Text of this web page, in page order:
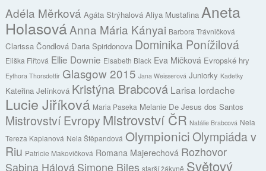
Adéla Měrková Agáta Strýhalová Aliya Mustafina Aneta
HolasováAnna Mária Kányai Barbora Trávničková
Clarissa Čondlová Daria Spiridonova Dominika Ponížilová
Eliška Fiřtová Ellie Downie Elsabeth Black Eva Mičková Evropské hry
Eythora Thorsdottir Glasgow 2015 Jana Weisserová Juniorky Kadetky
Kateřina Jelínková Kristýna Brabcová Larisa Iordache
Lucie Jiříková Maria Paseka Melanie De Jesus dos Santos
Mistrovství Evropy Mistrovství ČR Natálie Brabcová Nela
Tereza Kaplanová Nela Štěpandová OlympioniciOlympiáda v
Riu Patricie Makovičková Romana Majerechová Rozhovor
Sabina HálováSimone Biles starší žákyně Světový